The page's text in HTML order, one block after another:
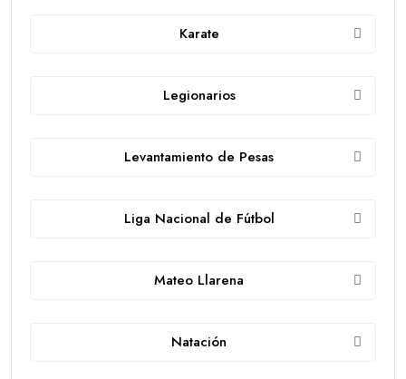
Karate
Legionarios
Levantamiento de Pesas
Liga Nacional de Fútbol
Mateo Llarena
Natación